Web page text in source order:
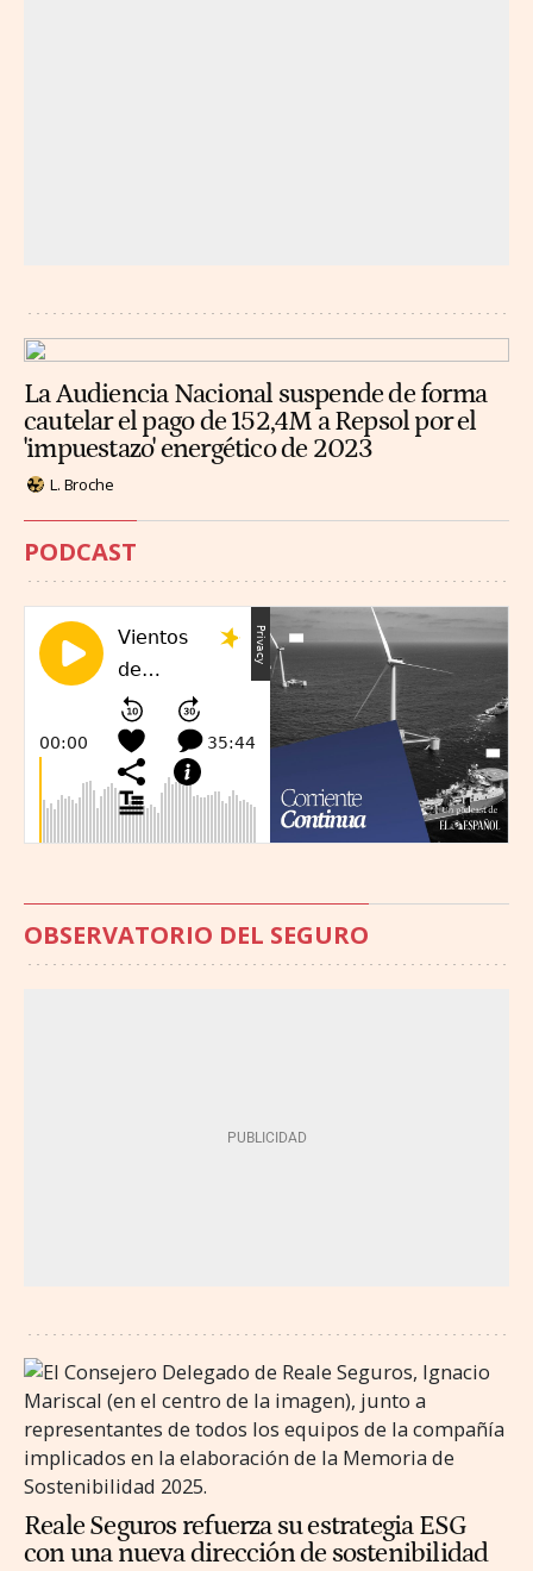
La Audiencia Nacional suspende de forma
cautelar el pago de 152,4M a Repsol por el
'impuestazo' energético de 2023
L. Broche
PODCAST
OBSERVATORIO DEL SEGURO
Reale Seguros refuerza su estrategia ESG
con una nueva dirección de sostenibilidad